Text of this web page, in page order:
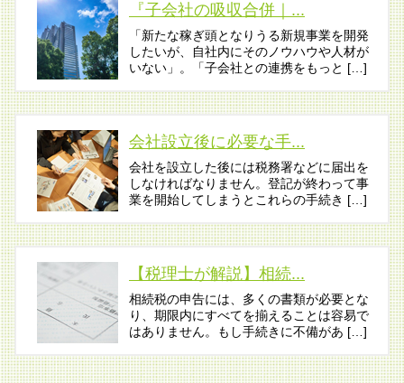
『子会社の吸収合併｜...
「新たな稼ぎ頭となりうる新規事業を開発
したいが、自社内にそのノウハウや人材が
いない」。「子会社との連携をもっと […]
会社設立後に必要な手...
会社を設立した後には税務署などに届出を
しなければなりません。登記が終わって事
業を開始してしまうとこれらの手続き […]
【税理士が解説】相続...
相続税の申告には、多くの書類が必要とな
り、期限内にすべてを揃えることは容易で
はありません。もし手続きに不備があ […]